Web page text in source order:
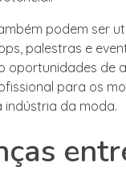
podem ser
palestras e
oportunidades de
para os
indústria da moda.